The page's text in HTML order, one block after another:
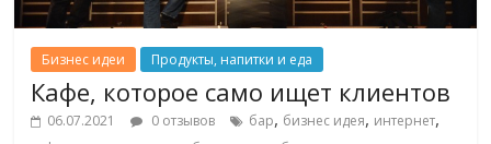
Бизнес идеи Продукты, напитки и еда
Кафе, которое само ищет клиентов
06.07.2021 0 отзывов бар, бизнес идея, интернет,